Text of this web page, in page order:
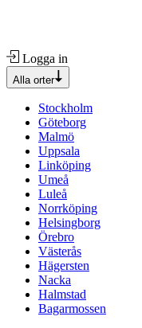
Logga in
Alla orter
Stockholm
Göteborg
Malmö
Uppsala
Linköping
Umeå
Luleå
Norrköping
Helsingborg
Örebro
Västerås
Hägersten
Nacka
Halmstad
Bagarmossen